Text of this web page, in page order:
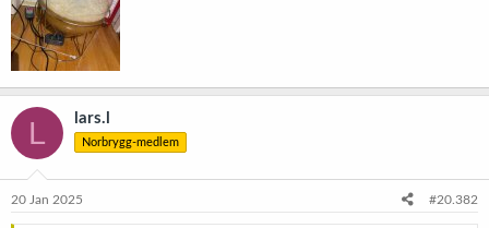
L lars.l
Norbrygg-medlem
20 Jan 2025 #20.382